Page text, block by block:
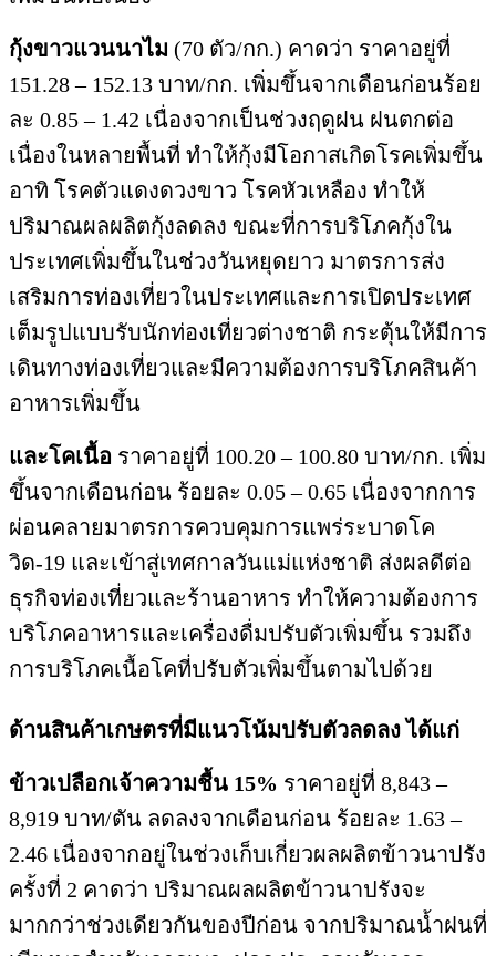
กุ้งขาวแวนนาไม (70 ตัว/กก.) คาดว่า ราคาอยู่ที่
151.28 – 152.13 บาท/กก. เพิ่มขึ้นจากเดือนก่อนร้อย
ละ 0.85 – 1.42 เนื่องจากเป็นช่วงฤดูฝน ฝนตกต่อ
เนื่องในหลายพื้นที่ ทำให้กุ้งมีโอกาสเกิดโรคเพิ่มขึ้น
อาทิ โรคตัวแดงดวงขาว โรคหัวเหลือง ทำให้
ปริมาณผลผลิตกุ้งลดลง ขณะที่การบริโภคกุ้งใน
ประเทศเพิ่มขึ้นในช่วงวันหยุดยาว มาตรการส่ง
เสริมการท่องเที่ยวในประเทศและการเปิดประเทศ
เต็มรูปแบบรับนักท่องเที่ยวต่างชาติ กระตุ้นให้มีการ
เดินทางท่องเที่ยวและมีความต้องการบริโภคสินค้า
อาหารเพิ่มขึ้น
และโคเนื้อ ราคาอยู่ที่ 100.20 – 100.80 บาท/กก. เพิ่ม
ขึ้นจากเดือนก่อน ร้อยละ 0.05 – 0.65 เนื่องจากการ
ผ่อนคลายมาตรการควบคุมการแพร่ระบาดโค
วิด-19 และเข้าสู่เทศกาลวันแม่แห่งชาติ ส่งผลดีต่อ
ธุรกิจท่องเที่ยวและร้านอาหาร ทำให้ความต้องการ
บริโภคอาหารและเครื่องดื่มปรับตัวเพิ่มขึ้น รวมถึง
การบริโภคเนื้อโคที่ปรับตัวเพิ่มขึ้นตามไปด้วย
ด้านสินค้าเกษตรที่มีแนวโน้มปรับตัวลดลง ได้แก่
ข้าวเปลือกเจ้าความชื้น 15% ราคาอยู่ที่ 8,843 –
8,919 บาท/ตัน ลดลงจากเดือนก่อน ร้อยละ 1.63 –
2.46 เนื่องจากอยู่ในช่วงเก็บเกี่ยวผลผลิตข้าวนาปรัง
ครั้งที่ 2 คาดว่า ปริมาณผลผลิตข้าวนาปรังจะ
มากกว่าช่วงเดียวกันของปีก่อน จากปริมาณน้ำฝนที่